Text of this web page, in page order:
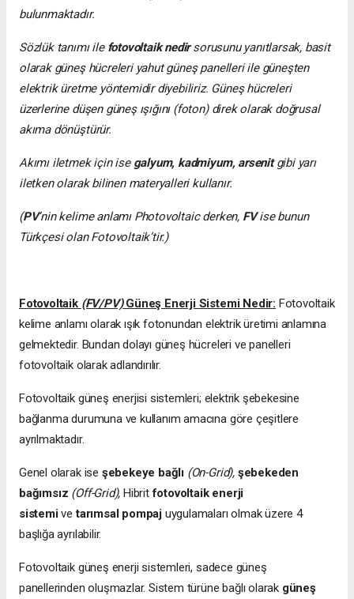
bulunmaktadır.
Sözlük tanımı ile fotovoltaik nedirsorusunu yanıtlarsak, basit
olarak güneş hücreleri yahut güneş panelleri ile güneşten
elektrik üretme yöntemidir diyebiliriz. Güneş hücreleri
üzerlerine düşen güneş ışığını (foton) direk olarak doğrusal
akıma dönüştürür.
Akımı iletmek için ise galyum, kadmiyum, arsenitgibi yarı
iletken olarak bilinen materyalleri kullanır.
(PV’nin kelime anlamı Photovoltaic derken, FVise bunun
Türkçesi olan Fotovoltaik’tir.)
Fotovoltaik (FV/PV)Güneş Enerji Sistemi Nedir: Fotovoltaik
kelime anlamı olarak ışık fotonundan elektrik üretimi anlamına
gelmektedir. Bundan dolayı güneş hücreleri ve panelleri
fotovoltaik olarak adlandırılır.
Fotovoltaik güneş enerjisi sistemleri; elektrik şebekesine
bağlanma durumuna ve kullanım amacına göre çeşitlere
ayrılmaktadır.
Genel olarak ise şebekeye bağlı (On-Grid), şebekeden
bağımsız (Off-Grid), Hibritfotovoltaik enerji
sistemivetarımsal pompaj uygulamaları olmak üzere 4
başlığa ayrılabilir.
Fotovoltaik güneş enerji sistemleri, sadece güneş
panellerinden oluşmazlar. Sistem türüne bağlı olarak güneş